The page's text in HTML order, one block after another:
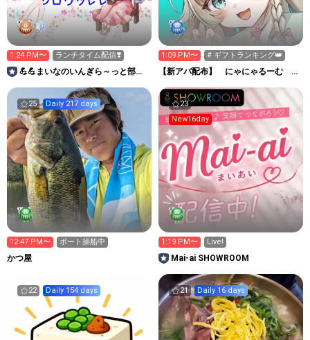
1:24 PM〜 ランチタイム配信❣️
💪💪まいなのいんぎら～っと部屋
1:09 PM〜 # ギフトランキング👑
【新アバ配布】 にゃにゃるーむ
25 Daily 217 days
12:47 PM〜 ボート操船中
かつ屋
23
New16day
1:19 PM〜 Live!
Mai-ai SHOWROOM
22 Daily 154 days 21 Daily 16 days